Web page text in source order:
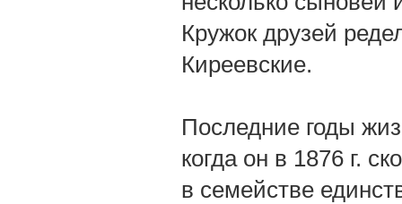
Кружок друзей
Киреевские.
Последние годы
когда он в 1876 г.
в семействе